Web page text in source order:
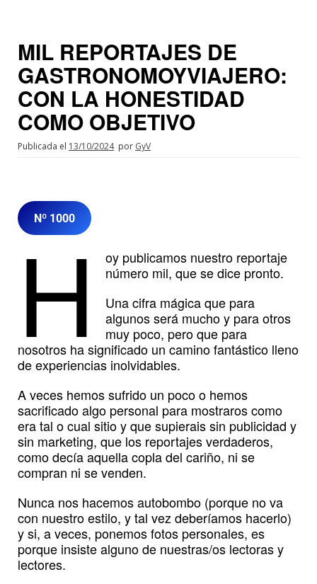
MIL REPORTAJES DE
GASTRONOMOYVIAJERO:
CON LA HONESTIDAD
COMO OBJETIVO
Publicada el 13/10/2024 por GyV
Nº 1000
H
oy publicamos nuestro reportaje
número mil, que se dice pronto.
Una cifra mágica que para
algunos será mucho y para otros
muy poco, pero que para
nosotros ha significado un camino fantástico lleno
de experiencias inolvidables.
A veces hemos sufrido un poco o hemos
sacrificado algo personal para mostraros como
era tal o cual sitio y que supierais sin publicidad y
sin marketing, que los reportajes verdaderos,
como decía aquella copla del cariño, ni se
compran ni se venden.
Nunca nos hacemos autobombo (porque no va
con nuestro estilo, y tal vez deberíamos hacerlo)
y si, a veces, ponemos fotos personales, es
porque insiste alguno de nuestras/os lectoras y
lectores.